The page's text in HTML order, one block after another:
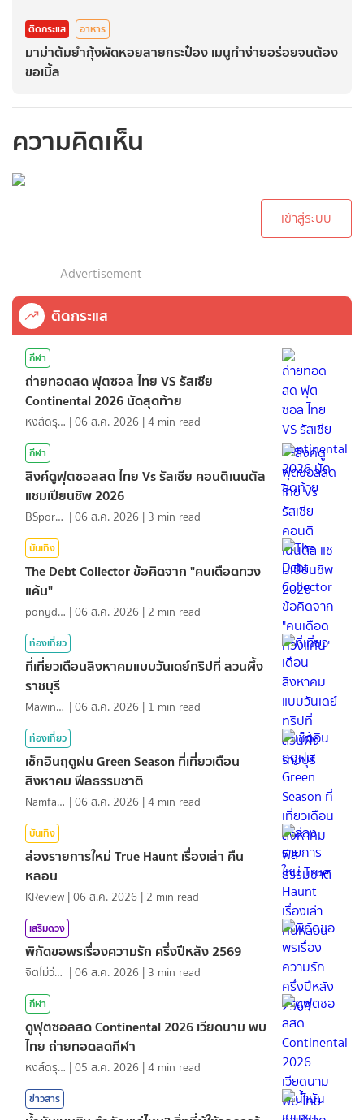
ติดกระแส อาหาร
มาม่าต้มยำกุ้งผัดหอยลายกระป๋อง เมนูทำง่ายอร่อยจนต้อง
ขอเบิ้ล
ความคิดเห็น
เข้าสู่ระบบ
Advertisement
ติดกระแส
กีฬา
ถ่ายทอดสด ฟุตซอล ไทย VS รัสเซีย
Continental 2026 นัดสุดท้าย
หงส์ดรุณ |06 ส.ค. 2026 |4 min read
กีฬา
ลิงค์ดูฟุตซอลสด ไทย Vs รัสเซีย คอนติเนนตัล
แชมเปียนชิพ 2026
BSports8 |06 ส.ค. 2026 | 3 min read
บันเทิง
The Debt Collector ข้อคิดจาก "คนเดือดทวง
แค้น"
ponydiary |06 ส.ค. 2026 | 2 min read
ท่องเที่ยว
ที่เที่ยวเดือนสิงหาคมแบบวันเดย์ทริปที่ สวนผึ้ง
ราชบุรี
MawinMatravel |06 ส.ค. 2026 | 1 min read
ท่องเที่ยว
เช็กอินฤดูฝน Green Season ที่เที่ยวเดือน
สิงหาคม ฟีลธรรมชาติ
NamfahPhupha |06 ส.ค. 2026 |4 min read
บันเทิง
ส่องรายการใหม่ True Haunt เรื่องเล่า คืน
หลอน
KReview |06 ส.ค. 2026 | 2 min read
เสริมดวง
พิกัดขอพรเรื่องความรัก ครึ่งปีหลัง 2569
จิตไม่ว่าง |06 ส.ค. 2026 | 3 min read
กีฬา
ดูฟุตซอลสด Continental 2026 เวียดนาม พบ
ไทย ถ่ายทอดสดกีฬา
หงส์ดรุณ |05 ส.ค. 2026 |4 min read
ข่าวสาร